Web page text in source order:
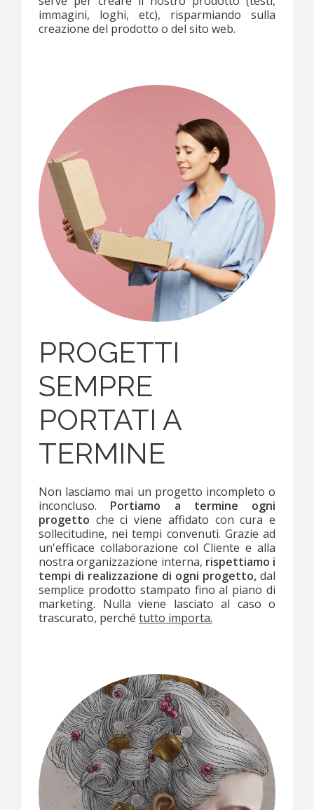
immagini, loghi, etc), risparmiando sulla
creazione del prodotto o del sito web.
PROGETTI
SEMPRE
PORTATI A
TERMINE
Non lasciamo mai un progetto incompleto o
inconcluso. Portiamo a termine ogni
progetto che ci viene affidato con cura e
sollecitudine, nei tempi convenuti. Grazie ad
un'efficace collaborazione col Cliente e alla
nostra organizzazione interna, rispettiamo i
tempi di realizzazione di ogni progetto, dal
semplice prodotto stampato fino al piano di
marketing. Nulla viene lasciato al caso o
trascurato, perché tutto importa.